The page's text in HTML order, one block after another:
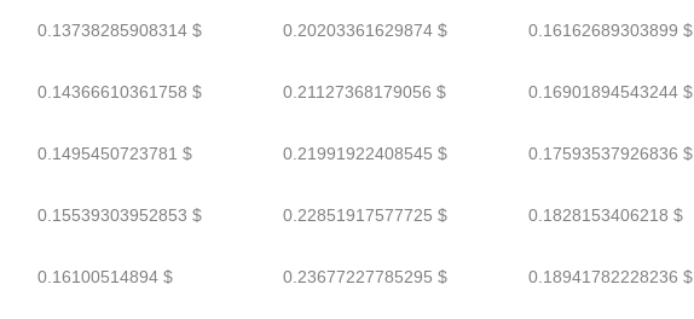
0.13738285908314 $ 0.20203361629874 $ 0.16162689303899 $
0.14366610361758 $ 0.21127368179056 $ 0.16901894543244 $
0.1495450723781 $ 0.21991922408545 $ 0.17593537926836 $
0.15539303952853 $ 0.22851917577725 $ 0.1828153406218 $
0.16100514894 $ 0.23677227785295 $ 0.18941782228236 $